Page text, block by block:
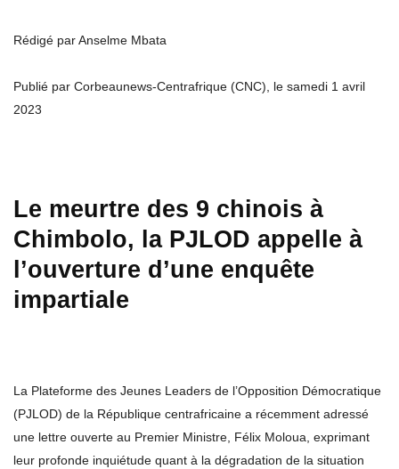
Rédigé par Anselme Mbata
Publié par Corbeaunews-Centrafrique (CNC), le samedi 1 avril
2023
Le meurtre des 9 chinois à
Chimbolo, la PJLOD appelle à
l’ouverture d’une enquête
impartiale
La Plateforme des Jeunes Leaders de l’Opposition Démocratique
(PJLOD) de la République centrafricaine a récemment adressé
une lettre ouverte au Premier Ministre, Félix Moloua, exprimant
leur profonde inquiétude quant à la dégradation de la situation